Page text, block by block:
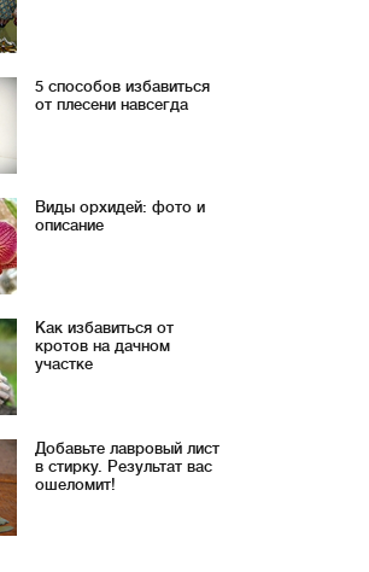
5 способов избавиться
от плесени навсегда
Виды орхидей: фото и
описание
Как избавиться от
кротов на дачном
участке
Добавьте лавровый лист
в стирку. Результат вас
ошеломит!